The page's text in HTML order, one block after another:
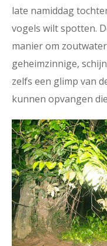
late namiddag
vogels wilt spotten.
manier om
geheimzinnige,
zelfs een glimp van
kunnen opvangen